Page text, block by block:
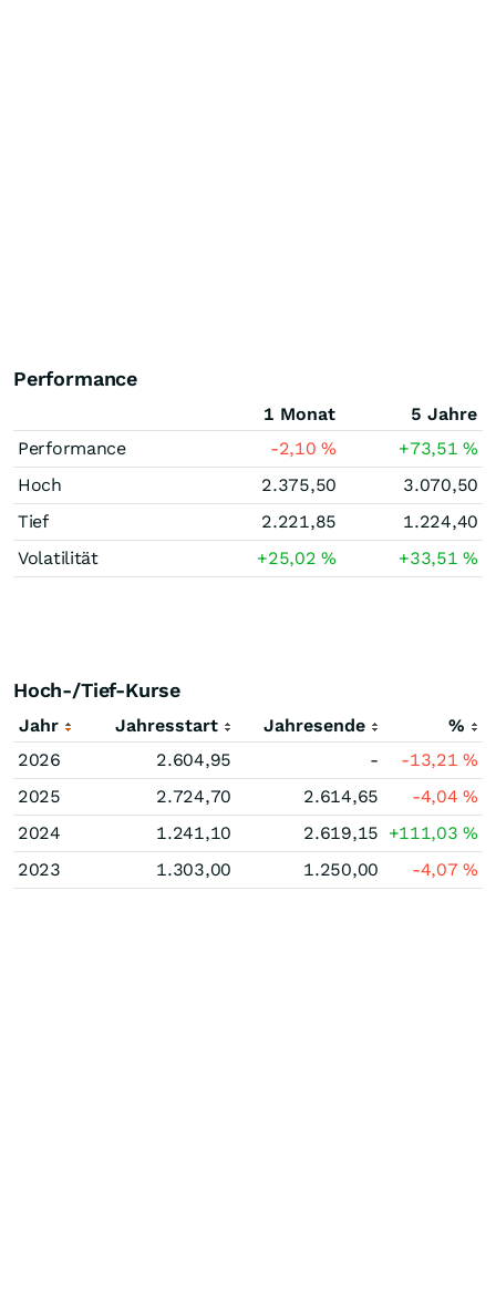
Performance
1 Monat
5 Jahre
Performance
-2,10% +73,51%
Hoch
2.375,50
3.070,50
Tief
2.221,85
1.224,40
Volatilität
+25,02% +33,51%
Hoch-/Tief-Kurse
Jahr Jahresstart Jahresende
%
2026
2.604,95 - -13,21%
2025
2.724,70 2.614,65 -4,04%
2024
1.241,10 2.619,15 +111,03%
2023
1.303,00 1.250,00 -4,07%